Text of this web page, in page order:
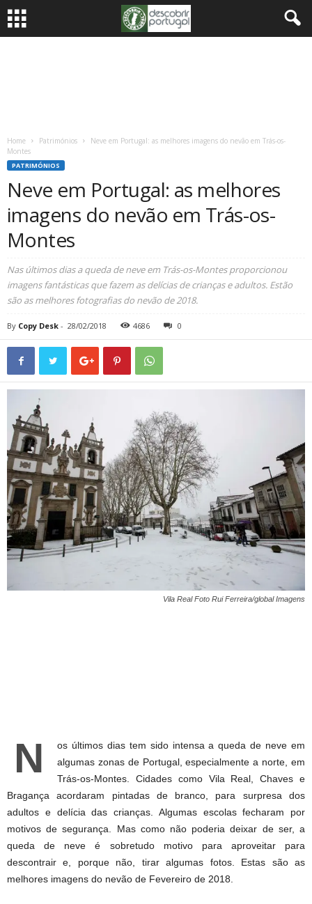
Home Patrimónios
Neve em Portugal: as melhores imagens do nevão em Trás-os-
Montes
PATRIMÓNIOS
Neve em Portugal: as melhores
imagens do nevão em Trás-os-
Montes
Nas últimos dias a queda de neve em Trás-os-Montes proporcionou
imagens fantásticas que fazem as delícias de crianças e adultos. Estão
são as melhores fotografias do nevão de 2018.
By Copy Desk - 28/02/2018 4686 0
Vila Real Foto Rui Ferreira/global Imagens
N
os últimos dias tem sido intensa a queda de neve em
algumas zonas de Portugal, especialmente a norte, em
Trás-os-Montes. Cidades como Vila Real, Chaves e
Bragança acordaram pintadas de branco, para surpresa dos
adultos e delícia das crianças. Algumas escolas fecharam por
motivos de segurança. Mas como não poderia deixar de ser, a
queda de neve é sobretudo motivo para aproveitar para
descontrair e, porque não, tirar algumas fotos. Estas são as
melhores imagens do nevão de Fevereiro de 2018.